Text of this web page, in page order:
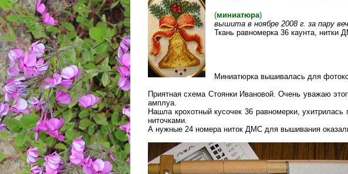
(миниатюра)
вышита в ноябре 2008 г. за пару
Ткань равномерка 36 каунта, нитки
Миниатюрка вышивалась для
Приятная схема Стоянки Ивановой. Очень уважаю
амплуа.
Нашла крохотный кусочек 36 равномерки,
ниточками.
А нужные 24 номера ниток ДМС для вышивания